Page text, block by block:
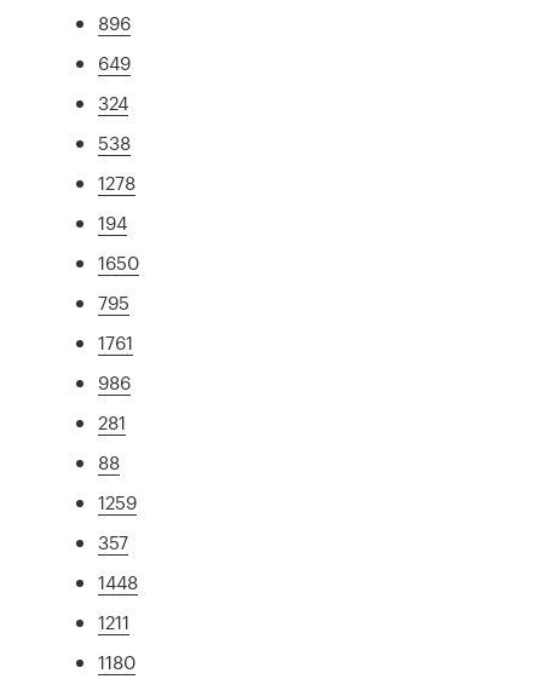
896
649
324
538
1278
194
1650
795
1761
986
281
88
1259
357
1448
1211
1180